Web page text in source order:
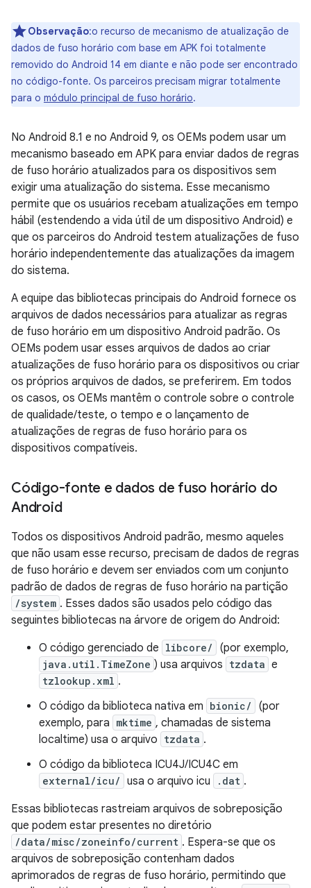
Observação:o recurso de mecanismo de atualização de
dados de fuso horário com base em APK foi totalmente
removido do Android 14 em diante e não pode ser encontrado
no código-fonte. Os parceiros precisam migrar totalmente
para o módulo principal de fuso horário.
No Android 8.1 e no Android 9, os OEMs podem usar um
mecanismo baseado em APK para enviar dados de regras
de fuso horário atualizados para os dispositivos sem
exigir uma atualização do sistema. Esse mecanismo
permite que os usuários recebam atualizações em tempo
hábil (estendendo a vida útil de um dispositivo Android) e
que os parceiros do Android testem atualizações de fuso
horário independentemente das atualizações da imagem
do sistema.
A equipe das bibliotecas principais do Android fornece os
arquivos de dados necessários para atualizar as regras
de fuso horário em um dispositivo Android padrão. Os
OEMs podem usar esses arquivos de dados ao criar
atualizações de fuso horário para os dispositivos ou criar
os próprios arquivos de dados, se preferirem. Em todos
os casos, os OEMs mantêm o controle sobre o controle
de qualidade/teste, o tempo e o lançamento de
atualizações de regras de fuso horário para os
dispositivos compatíveis.
Código-fonte e dados de fuso horário do
Android
Todos os dispositivos Android padrão, mesmo aqueles
que não usam esse recurso, precisam de dados de regras
de fuso horário e devem ser enviados com um conjunto
padrão de dados de regras de fuso horário na partição
/system . Esses dados são usados pelo código das
seguintes bibliotecas na árvore de origem do Android:
O código gerenciado de libcore/ (por exemplo,
java.util.TimeZone ) usa arquivos tzdata e
tzlookup.xml .
O código da biblioteca nativa em bionic/
(por
exemplo, para mktime , chamadas de sistema
localtime) usa o arquivo tzdata .
O código da biblioteca ICU4J/ICU4C em
external/icu/ usa o arquivo icu .dat .
Essas bibliotecas rastreiam arquivos de sobreposição
que podem estar presentes no diretório
/data/misc/zoneinfo/current . Espera-se que os
arquivos de sobreposição contenham dados
aprimorados de regras de fuso horário, permitindo que